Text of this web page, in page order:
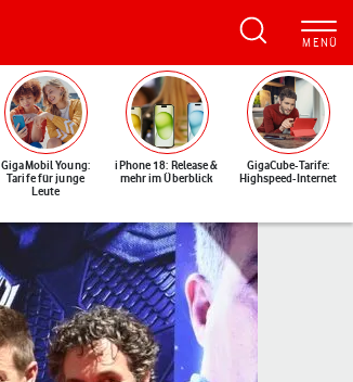
GigaMobil Young:
Tarife für junge
Leute
iPhone 18: Release &
mehr im Überblick
GigaCube-Tarife:
Highspeed-Internet